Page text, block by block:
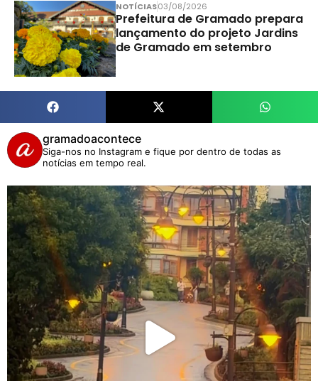
NOTÍCIAS03/08/2026
Prefeitura de Gramado prepara
lançamento do projeto Jardins
de Gramado em setembro
gramadoacontece
Siga-nos no Instagram e fique por dentro de todas as
notícias em tempo real.